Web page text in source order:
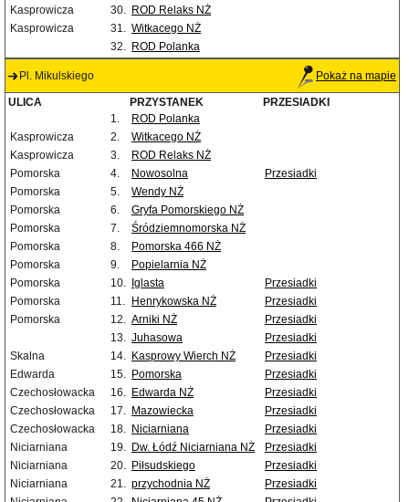
Kasprowicza
30. ROD Relaks NŻ
Kasprowicza
31. Witkacego NŻ
32. ROD Polanka
Pl. Mikulskiego Pokaż na mapie
ULICA PRZYSTANEK
PRZESIADKI
1.
ROD Polanka
Kasprowicza
2.
Witkacego NŻ
Kasprowicza
3.
ROD Relaks NŻ
Pomorska
4. Nowosolna
Przesiadki
Pomorska
5.
Wendy NŻ
Pomorska
6.
Gryfa Pomorskiego NŻ
Pomorska
7.
Śródziemnomorska NŻ
Pomorska
8.
Pomorska 466 NŻ
Pomorska
9.
Popielarnia NŻ
Pomorska
10. Iglasta
Przesiadki
Pomorska
11. Henrykowska NŻ
Przesiadki
Pomorska
12. Arniki NŻ
Przesiadki
13. Juhasowa
Przesiadki
Skalna
14. Kasprowy Wierch NŻ
Przesiadki
Edwarda
15. Pomorska
Przesiadki
Czechosłowacka
16. Edwarda NŻ
Przesiadki
Czechosłowacka
17. Mazowiecka
Przesiadki
Czechosłowacka
18. Niciarniana
Przesiadki
Niciarniana
19. Dw. Łódź Niciarniana NŻ
Przesiadki
Niciarniana
20. Piłsudskiego
Przesiadki
Niciarniana
21. przychodnia NŻ
Przesiadki